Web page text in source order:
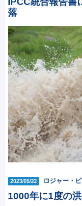
落
2023/05/22 ロジャー・
1000年に1度の